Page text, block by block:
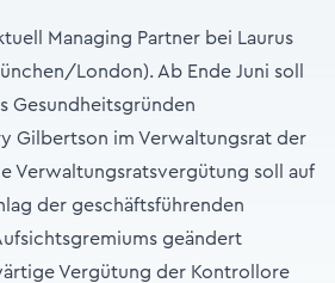
Managing Partner bei Laurus
London). Ab Ende Juni soll
Gesundheitsgründen
Gilbertson im Verwaltungsrat der
Verwaltungsratsvergütung soll auf
der geschäftsführenden
geändert
Vergütung der Kontrollore